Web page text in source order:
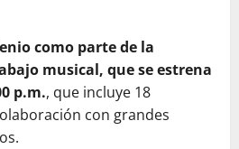
como parte de la
musical, que se estrena
p.m., que incluye 18
con grandes